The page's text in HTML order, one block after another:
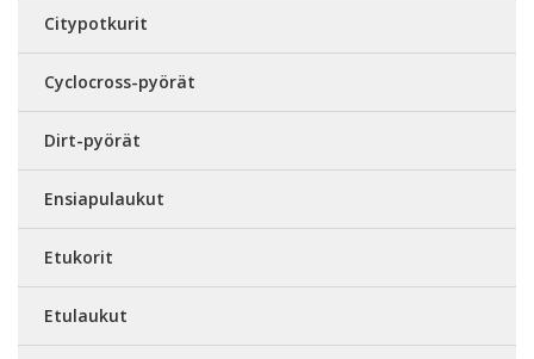
Citypotkurit
Cyclocross-pyörät
Dirt-pyörät
Ensiapulaukut
Etukorit
Etulaukut